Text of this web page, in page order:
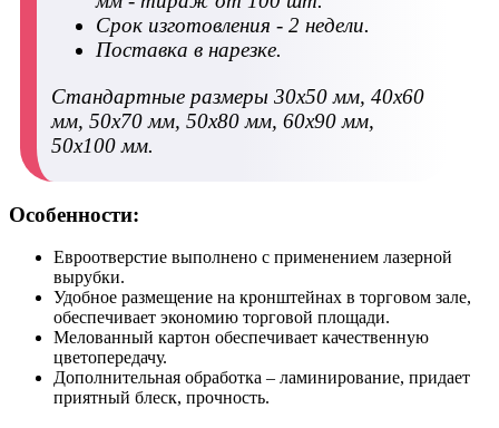
Срок изготовления - 2 недели.
Поставка в нарезке.
Стандартные размеры 30х50 мм, 40х60
мм, 50х70 мм, 50х80 мм, 60х90 мм,
50х100 мм.
Особенности:
Евроотверстие выполнено с применением лазерной
вырубки.
Удобное размещение на кронштейнах в торговом зале,
обеспечивает экономию торговой площади.
Мелованный картон обеспечивает качественную
цветопередачу.
Дополнительная обработка – ламинирование, придает
приятный блеск, прочность.